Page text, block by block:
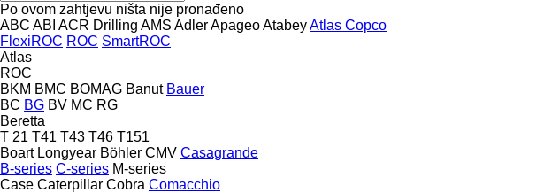
Po ovom zahtjevu ništa nije pronađeno
ABC ABI ACR Drilling AMS AdlerApageoAtabeyAtlas Copco
FlexiROC ROC SmartROC
Atlas
ROC
BKM BMC BOMAG Banut Bauer
BC BG BV MC RG
Beretta
T 21 T41 T43 T46 T151
Boart Longyear Böhler CMV Casagrande
B-series C-series M-series
Case Caterpillar Cobra Comacchio